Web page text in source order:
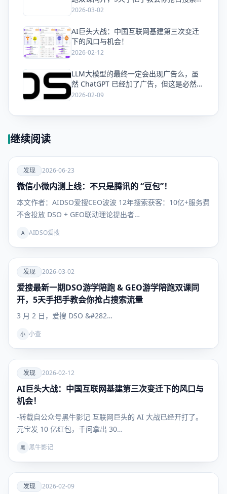
量
2026-03-02
爱
AI巨头大战：中国互联网基建第三次变迁
下的风口与机会！
2026-02-12
爱
LLM大模型的最终一定会出现广告么，虽
然 ChatGPT 已经加了广告，但这是必然终
局么？
2026-02-09
继续阅读
爱
发现
发现 2026-06-23
微信小微内测上线：不只是腾讯的 “豆包”！
本文作者：AIDSO爱搜CEO波波 12年搜索获客：10亿+服务费
不含投放 DSO + GEO联动理论提出者…
A AIDSO爱搜
爱
发现
发现 2026-03-02
爱搜最新一期DSO游学陪跑 & GEO游学陪跑双课同
开，5天手把手教会你抢占搜索流量
3 月 2 日，爱搜 DSO &#282…
小 小查
爱
发现
发现 2026-02-12
AI巨头大战：中国互联网基建第三次变迁下的风口与
机会！
-转载自公众号黑牛影记 互联网巨头的 AI 大战已经开打了。
元宝发 10 亿红包，千问拿出 30…
黑 黑牛影记
爱
发现 2026-02-09